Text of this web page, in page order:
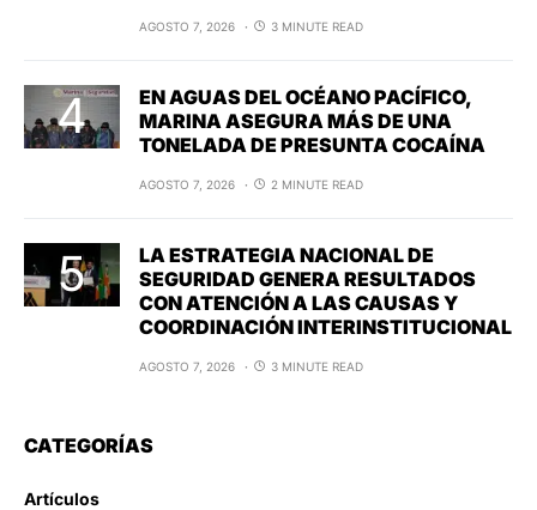
AGOSTO 7, 2026 3 MINUTE READ
EN AGUAS DEL OCÉANO PACÍFICO,
MARINA ASEGURA MÁS DE UNA
TONELADA DE PRESUNTA COCAÍNA
AGOSTO 7, 2026 2 MINUTE READ
LA ESTRATEGIA NACIONAL DE
SEGURIDAD GENERA RESULTADOS
CON ATENCIÓN A LAS CAUSAS Y
COORDINACIÓN INTERINSTITUCIONAL
AGOSTO 7, 2026 3 MINUTE READ
CATEGORÍAS
Artículos